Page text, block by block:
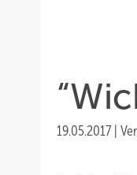
19.05.2017